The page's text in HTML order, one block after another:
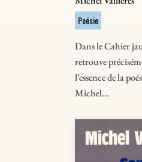
Poésie
Dans le Cahier
retrouve
l’essence de la
Michel...